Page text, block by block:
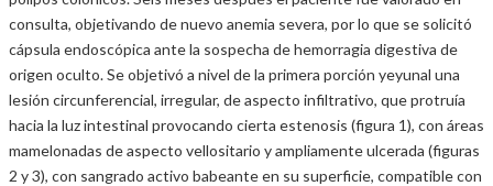
consulta, objetivando de nuevo anemia severa, por lo que se solicitó
cápsula endoscópica ante la sospecha de hemorragia digestiva de
origen oculto. Se objetivó a nivel de la primera porción yeyunal una
lesión circunferencial, irregular, de aspecto infiltrativo, que protruía
hacia la luz intestinal provocando cierta estenosis (figura 1), con áreas
mamelonadas de aspecto vellositario y ampliamente ulcerada (figuras
2 y 3), con sangrado activo babeante en su superficie, compatible con